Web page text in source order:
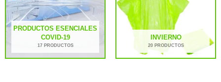
PRODUCTOS ESENCIALES
COVID-19
17 PRODUCTOS
INVIERNO
20 PRODUCTOS